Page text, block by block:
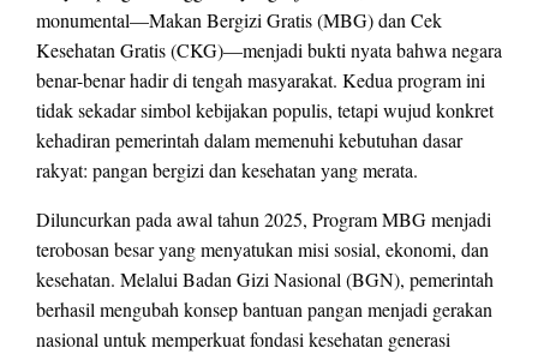
monumental—Makan Bergizi Gratis (MBG) dan Cek
Kesehatan Gratis (CKG)—menjadi bukti nyata bahwa negara
benar-benar hadir di tengah masyarakat. Kedua program ini
tidak sekadar simbol kebijakan populis, tetapi wujud konkret
kehadiran pemerintah dalam memenuhi kebutuhan dasar
rakyat: pangan bergizi dan kesehatan yang merata.
Diluncurkan pada awal tahun 2025, Program MBG menjadi
terobosan besar yang menyatukan misi sosial, ekonomi, dan
kesehatan. Melalui Badan Gizi Nasional (BGN), pemerintah
berhasil mengubah konsep bantuan pangan menjadi gerakan
nasional untuk memperkuat fondasi kesehatan generasi